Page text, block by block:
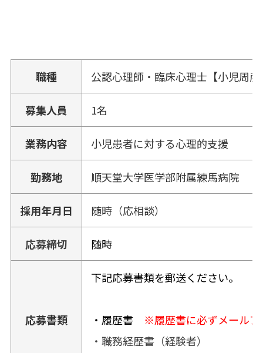
職種 公認心理師・臨床心理士【小児周
募集人員 1名
業務内容 小児患者に対する心理的支援
勤務地 順天堂大学医学部附属練馬病院
採用年月日 随時（応相談）
応募締切 随時
応募書類
下記応募書類を郵送ください。
・履歴書 ※履歴書に必ずメール
・職務経歴書（経験者）